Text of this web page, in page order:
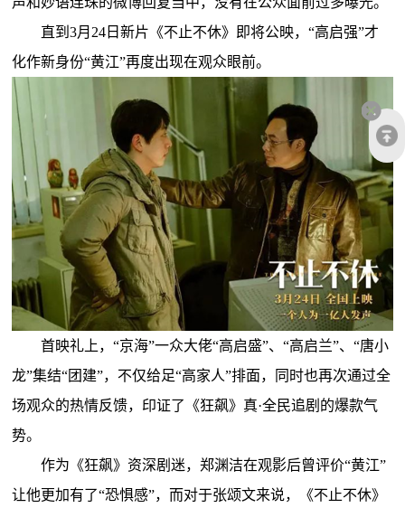
直到3月24日新片《不止不休》即将公映，“高启强”才
化作新身份“黄江”再度出现在观众眼前。
首映礼上，“京海”一众大佬“高启盛”、“高启兰”、“唐小
龙”集结“团建”，不仅给足“高家人”排面，同时也再次通过全
场观众的热情反馈，印证了《狂飙》真·全民追剧的爆款气
势。
作为《狂飙》资深剧迷，郑渊洁在观影后曾评价“黄江”
让他更加有了“恐惧感”，而对于张颂文来说，《不止不休》